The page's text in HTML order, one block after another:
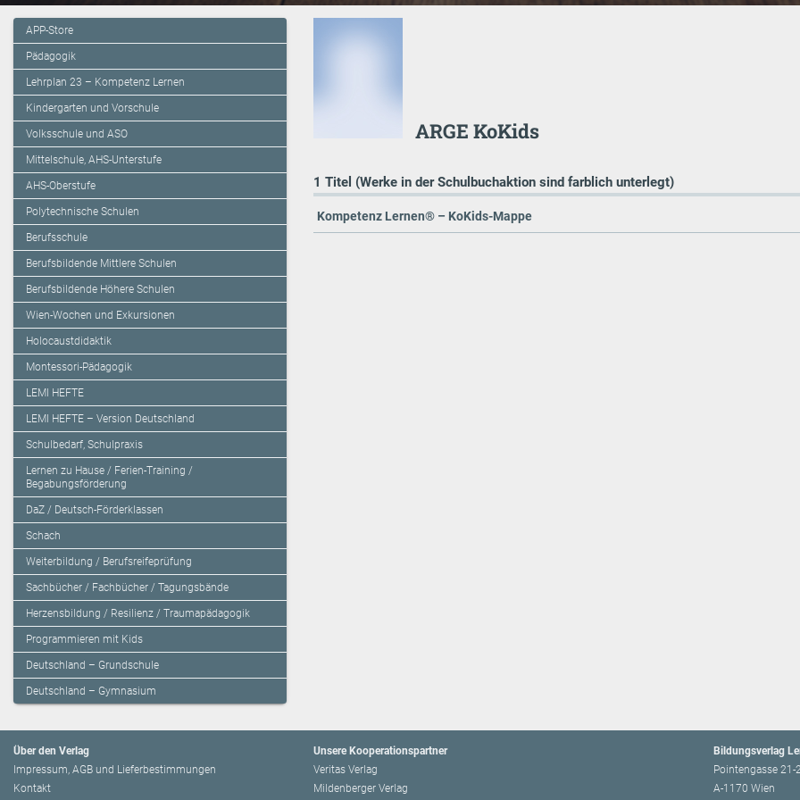
APP-Store
Pädagogik
Lehrplan 23 – Kompetenz Lernen
Kindergarten und Vorschule
Volksschule und ASO
Mittelschule, AHS-Unterstufe
AHS-Oberstufe
Polytechnische Schulen
Berufsschule
Berufsbildende Mittlere Schulen
Berufsbildende Höhere Schulen
Wien-Wochen und Exkursionen
Holocaustdidaktik
Montessori-Pädagogik
LEMI HEFTE
LEMI HEFTE – Version Deutschland
Schulbedarf, Schulpraxis
Lernen zu Hause / Ferien-Training /
Begabungsförderung
DaZ / Deutsch-Förderklassen
Schach
Weiterbildung / Berufsreifeprüfung
Sachbücher / Fachbücher / Tagungsbände
Herzensbildung / Resilienz / Traumapädagogik
Programmieren mit Kids
Deutschland – Grundschule
Deutschland – Gymnasium
ARGE KoKids
1 Titel (Werke in der Schulbuchaktion sind farblich unterlegt)
Kompetenz Lernen® – KoKids-Mappe
Über den Verlag
Impressum, AGB und Lieferbestimmungen
Kontakt
Unsere Kooperationspartner
Veritas Verlag
Mildenberger Verlag
Bildungsverlag
Pointengasse 21-
A-1170 Wien